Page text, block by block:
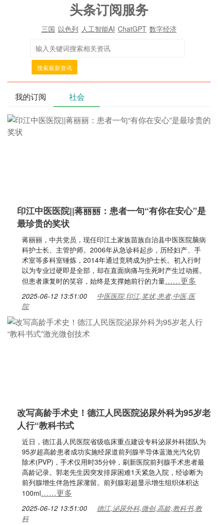
头条订阅服务
三国 以色列 人工智能AI ChatGPT 数字经济
搜索最新资讯
我的订阅 社会
印江中医医院||蒋丽丽：患者一句“有你在安心”是
最珍贵的奖状
蒋丽丽，中共党员，现任印江土家族苗族自治县中医医院脑病
科护士长、主管护师。2006年从急诊科起步，历经妇产、手
术室等多科室锤炼，2014年通过竞聘成为护士长。初入行时
以为专业过硬即是全部，却在直面病痛与生死时产生过动摇。
但患者康复时的笑容，始终是支撑她前行的力量……更多
2025-06-12 13:51:00
中医医院,印江,奖状,患者,中医,医
院
改写高龄手术史！德江人民医院泌尿外科为95岁老
人行“教科书式
近日，德江县人民医院省级临床重点建设专科泌尿外科团队为
95岁超高龄患者成功实施经尿道前列腺半导体蓝激光汽化切
除术(PVP)，手术仅用时35分钟，刷新医院前列腺手术患者最
高龄记录。郭老先生因突发排尿困难1天紧急入院，经诊断为
前列腺增生伴急性尿潴留。前列腺彩超显示增生组织体积达
100ml……更多
2025-06-12 13:51:00
德江,泌尿外科,微创,高龄,教科书,教
科